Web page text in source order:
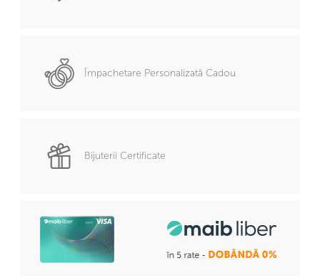
Împachetare Personalizată Cadou
Bijuterii Certificate